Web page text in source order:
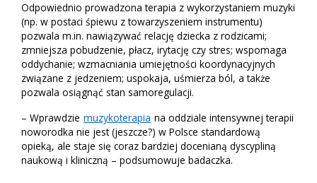
Odpowiednio prowadzona terapia z wykorzystaniem muzyki
(np. w postaci śpiewu z towarzyszeniem instrumentu)
pozwala m.in. nawiązywać relację dziecka z rodzicami;
zmniejsza pobudzenie, płacz, irytację czy stres; wspomaga
oddychanie; wzmacniania umiejętności koordynacyjnych
związane z jedzeniem; uspokaja, uśmierza ból, a także
pozwala osiągnąć stan samoregulacji.
– Wprawdzie muzykoterapia na oddziale intensywnej terapii
noworodka nie jest (jeszcze?) w Polsce standardową
opieką, ale staje się coraz bardziej docenianą dyscypliną
naukową i kliniczną – podsumowuje badaczka.